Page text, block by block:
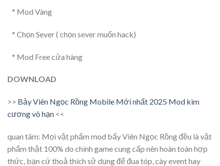
* Mod Vàng
* Chọn Sever ( chọn sever muốn hack)
* Mod Free cửa hàng
DOWNLOAD
>> Bảy Viên Ngọc Rồng Mobile Mới nhất 2025 Mod kim
cương vô hạn <<
quan tâm: Mọi vật phẩm mod bẩy Viên Ngọc Rồng đều là vật
phẩm thật 100% do chính game cung cấp nên hoàn toàn hợp
thức, bạn cứ thoả thích sử dụng để đua tóp, cày event hay